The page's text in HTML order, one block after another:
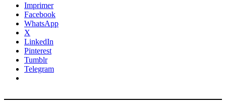
Imprimer
Facebook
WhatsApp
X
LinkedIn
Pinterest
Tumblr
Telegram